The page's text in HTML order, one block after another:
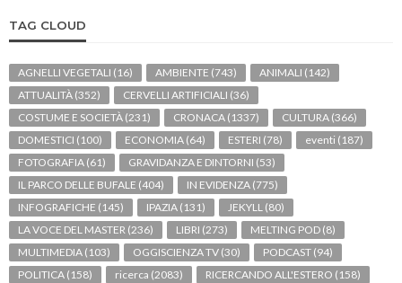
TAG CLOUD
AGNELLI VEGETALI (16) AMBIENTE (743) ANIMALI (142)
ATTUALITÀ (352) CERVELLI ARTIFICIALI (36)
COSTUME E SOCIETÀ (231) CRONACA (1337) CULTURA (366)
DOMESTICI (100) ECONOMIA (64) ESTERI (78) eventi (187)
FOTOGRAFIA (61) GRAVIDANZA E DINTORNI (53)
IL PARCO DELLE BUFALE (404) IN EVIDENZA (775)
INFOGRAFICHE (145) IPAZIA (131) JEKYLL (80)
LA VOCE DEL MASTER (236) LIBRI (273) MELTING POD (8)
MULTIMEDIA (103) OGGISCIENZA TV (30) PODCAST (94)
POLITICA (158) ricerca (2083) RICERCANDO ALL'ESTERO (158)